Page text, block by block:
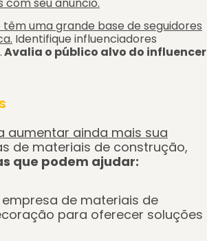
uma grande base de seguidores
Identifique influenciadores
Avalia o público alvo do influencer
aumentar ainda mais sua
de materiais de construção,
que podem ajudar:
empresa de materiais de
para oferecer soluções